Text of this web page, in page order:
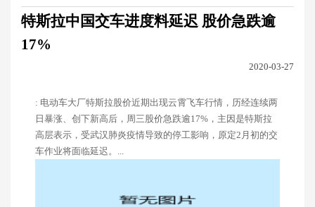
特斯拉中国交车进度料延迟 股价急跌逾
17%
2020-03-27
: 电动车大厂特斯拉股价近期出现云霄飞车行情，历经连续两
日暴涨、创下新高后，周三股价急跌逾17%，主因是特斯拉
高层表示，受武汉肺炎疫情导致的停工影响，原定2月初的交
车作业将面临延迟。...